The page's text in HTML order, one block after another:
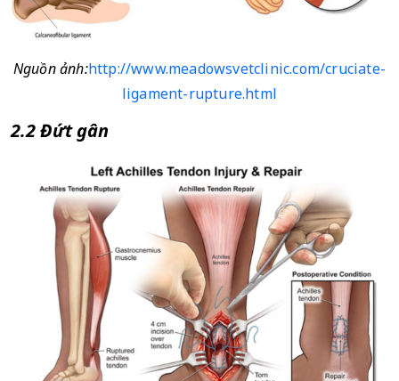
Nguồn ảnh:http://www.meadowsvetclinic.com/cruciate-
ligament-rupture.html
2.2 Đứt gân